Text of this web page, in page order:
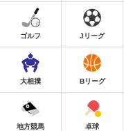
ゴルフ Jリーグ
大相撲 Bリーグ
地方競馬 卓球